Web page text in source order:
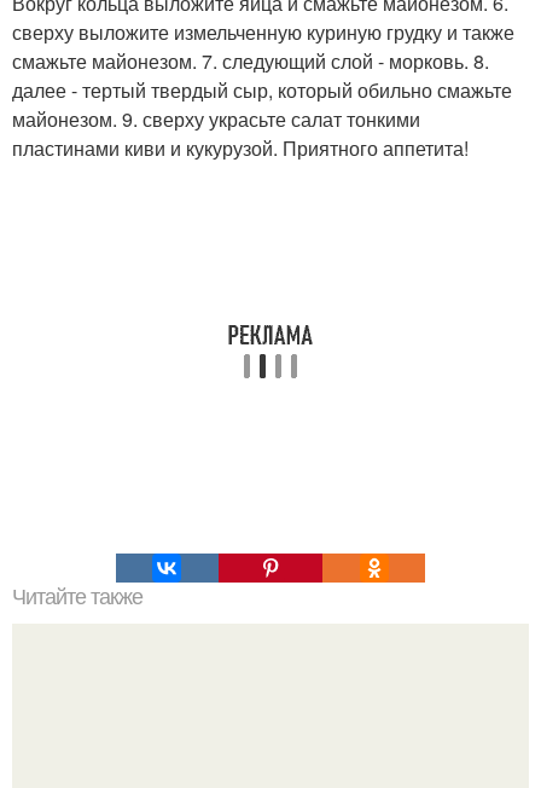
сверху выложите измельченную куриную грудку и также
смажьте майонезом. 7. следующий слой - морковь. 8.
далее - тертый твердый сыр, который обильно смажьте
майонезом. 9. сверху украсьте салат тонкими
пластинами киви и кукурузой. Приятного аппетита!
Читайте также